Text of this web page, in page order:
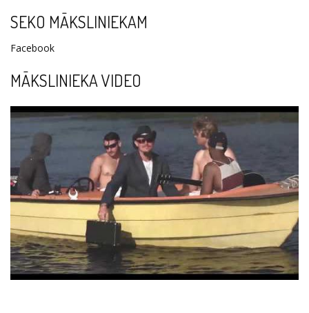
SEKO MĀKSLINIEKAM
Facebook
MĀKSLINIEKA VIDEO